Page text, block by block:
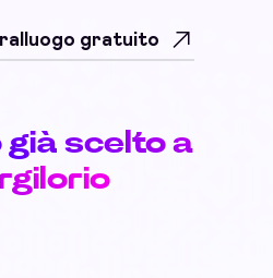
gratuito
già scelto a